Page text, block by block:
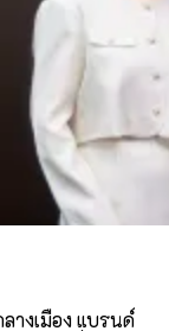
างเมือง แบรนด์